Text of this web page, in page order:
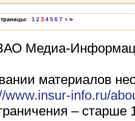
1 2 3 4 5 6 7
Медиа-
материалов
www.insur-info.ru/
– старше